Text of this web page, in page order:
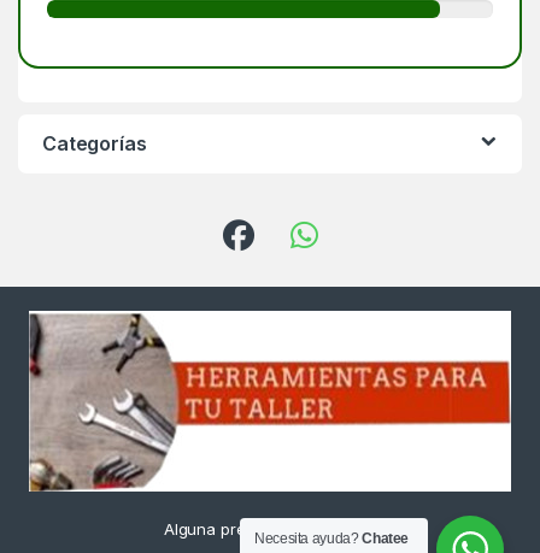
Categorías
Alguna pregunta ? Llámanos
Necesita ayuda?Chatee